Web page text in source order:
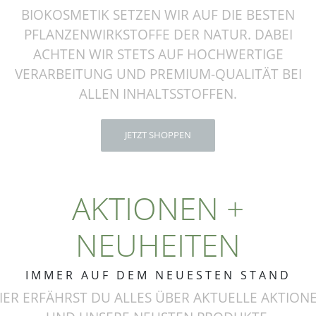
BIOKOSMETIK SETZEN WIR AUF DIE BESTEN
PFLANZENWIRKSTOFFE DER NATUR. DABEI
ACHTEN WIR STETS AUF HOCHWERTIGE
VERARBEITUNG UND PREMIUM-QUALITÄT BEI
ALLEN INHALTSSTOFFEN.
JETZT SHOPPEN
AKTIONEN +
NEUHEITEN
IMMER AUF DEM NEUESTEN STAND
ERFÄHRST DU ALLES ÜBER AKTUELLE